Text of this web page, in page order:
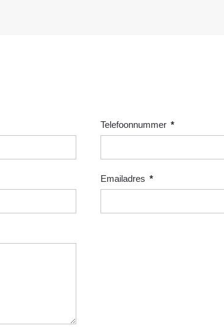
Telefoonnummer *
Emailadres *